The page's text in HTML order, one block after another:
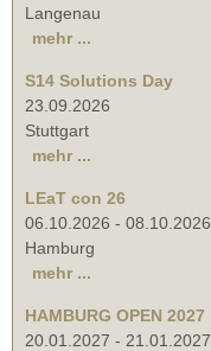
Langenau
mehr ...
S14 Solutions Day
23.09.2026
Stuttgart
mehr ...
LEaT con 26
06.10.2026 - 08.10.2026
Hamburg
mehr ...
HAMBURG OPEN 2027
20.01.2027 - 21.01.2027